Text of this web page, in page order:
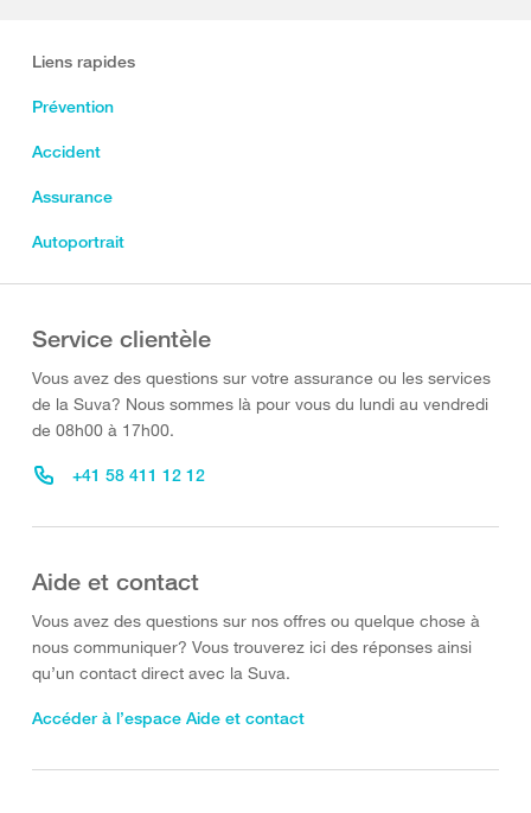
Liens rapides
Prévention
Accident
Assurance
Autoportrait
Service clientèle
Vous avez des questions sur votre assurance ou les services
de la Suva? Nous sommes là pour vous du lundi au vendredi
de 08h00 à 17h00.
+41 58 411 12 12
Aide et contact
Vous avez des questions sur nos offres ou quelque chose à
nous communiquer? Vous trouverez ici des réponses ainsi
qu’un contact direct avec la Suva.
Accéder à l’espace Aide et contact